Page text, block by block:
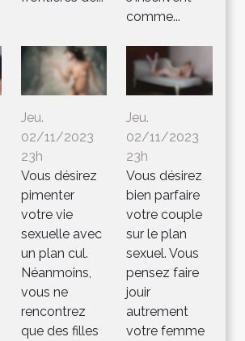
comme...
Jeu.
02/11/2023
23h
Vous désirez
pimenter
votre vie
sexuelle avec
un plan cul.
Néanmoins,
vous ne
rencontrez
que des filles
Jeu.
02/11/2023
23h
Vous désirez
bien parfaire
votre couple
sur le plan
sexuel. Vous
pensez faire
jouir
autrement
votre femme